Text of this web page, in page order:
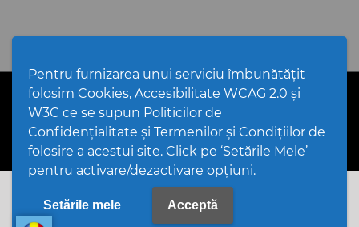
Pentru furnizarea unui serviciu îmbunătățit
folosim Cookies, Accesibilitate WCAG 2.0 și
W3C ce se supun Politicilor de
Confidențialitate și Termenilor și Condițiilor de
folosire a acestui site. Click pe ‘Setările Mele’
pentru activare/dezactivare opțiuni.
Setările mele Acceptă
PPW @2026 |Hartă Website|Setări Cookies și Accesibilitate
Politică de utilizare Cookies|Politică de confidențialitate
Termeni și condiții de utilizare a site-ului